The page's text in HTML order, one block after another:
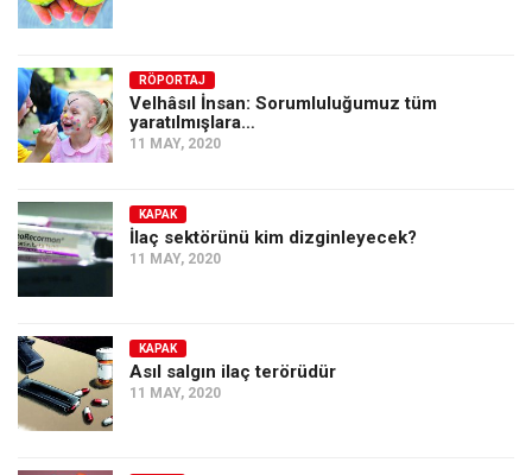
RÖPORTAJ
Velhâsıl İnsan: Sorumluluğumuz tüm
yaratılmışlara…
11 MAY, 2020
KAPAK
İlaç sektörünü kim dizginleyecek?
11 MAY, 2020
KAPAK
Asıl salgın ilaç terörüdür
11 MAY, 2020